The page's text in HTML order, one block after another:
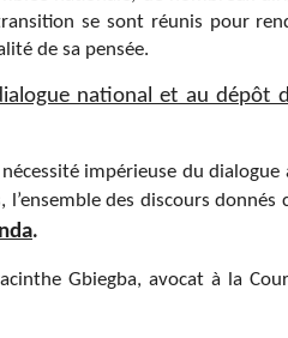
se sont réunis pour
de sa pensée.
national et au dépôt
impérieuse du dialogue
l’ensemble des discours donnés
.
Gbiegba, avocat à la